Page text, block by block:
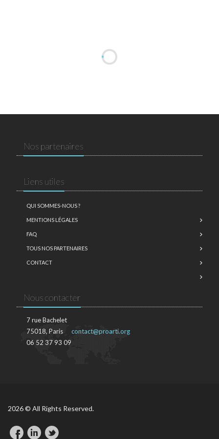
Nos partenaires
Liens utiles
QUI SOMMES-NOUS ?
MENTIONS LÉGALES
FAQ
TOUS NOS PARTENAIRES
CONTACT
Nous contacter
7 rue Bachelet
75018, Paris
06 52 37 93 09
contact@proarti.org
2026 © All Rights Reserved.